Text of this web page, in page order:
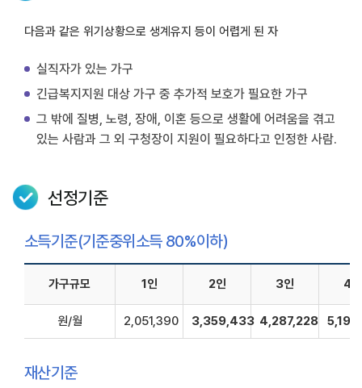
다음과 같은 위기상황으로 생계유지 등이 어렵게 된 자
실직자가 있는 가구
긴급복지지원 대상 가구 중 추가적 보호가 필요한 가구
그 밖에 질병, 노령, 장애, 이혼 등으로 생활에 어려움을 겪고
있는 사람과 그 외 구청장이 지원이 필요하다고 인정한 사람.
선정기준
소득기준(기준중위소득 80%이하)
가구규모 1인 2인 3인 4인
원/월 2,051,390 3,359,433 4,287,228
재산기준